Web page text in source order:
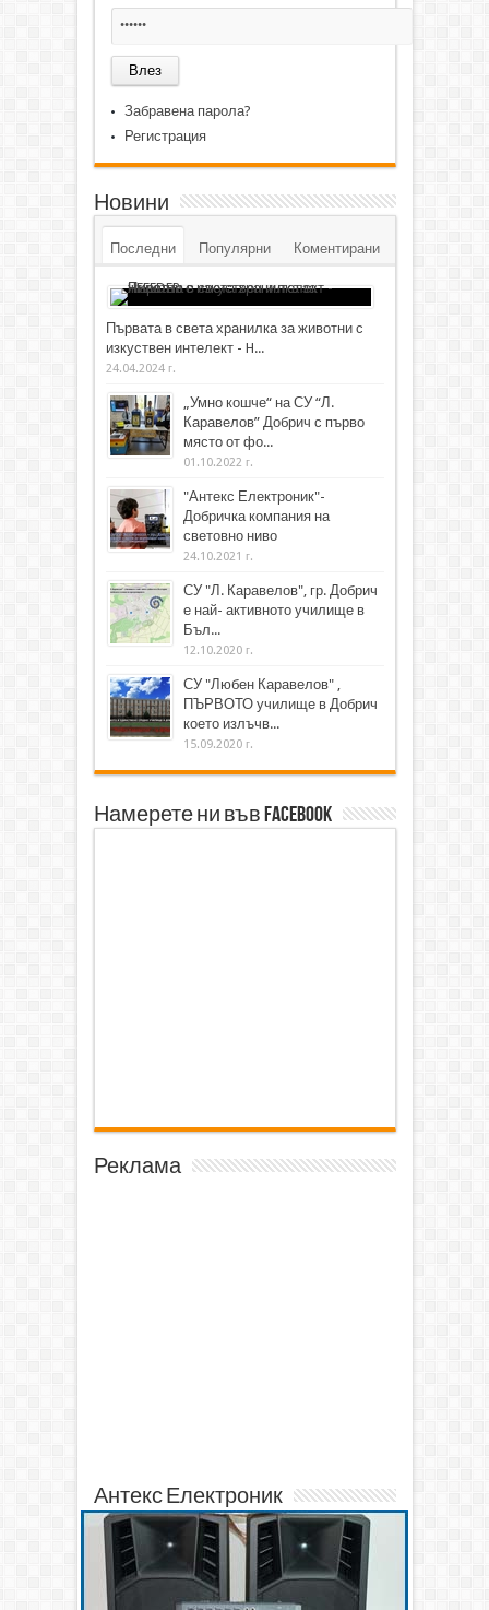
Забравена парола?
Регистрация
Новини
Последни Популярни Коментирани
Първата в света хранилка за животни с
изкуствен интелект - H...
24.04.2024 г.
„Умно кошче“ на СУ “Л.
Каравелов” Добрич с първо
място от фо...
01.10.2022 г.
"Антекс Електроник"-
Добричка компания на
световно ниво
24.10.2021 г.
СУ "Л. Каравелов", гр. Добрич
е най- активното училище в
Бъл...
12.10.2020 г.
СУ "Любен Каравелов" ,
ПЪРВОТО училище в Добрич
което излъчв...
15.09.2020 г.
Намерете ни във Facebook
Реклама
Антекс Електроник